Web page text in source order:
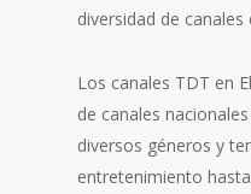
diversidad de canales
Los canales TDT en
de canales
diversos géneros y
entretenimiento